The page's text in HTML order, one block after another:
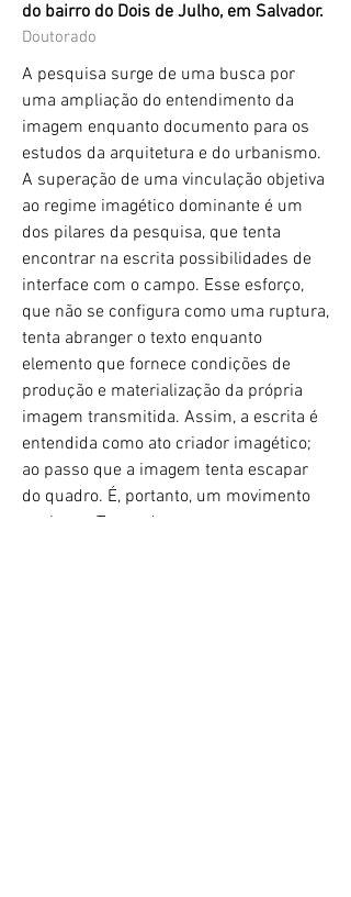
do bairro do Dois de Julho, em Salvador.
Doutorado
A pesquisa surge de uma busca por
uma ampliação do entendimento da
imagem enquanto documento para os
estudos da arquitetura e do urbanismo.
A superação de uma vinculação objetiva
ao regime imagético dominante é um
dos pilares da pesquisa, que tenta
encontrar na escrita possibilidades de
interface com o campo. Esse esforço,
que não se configura como uma ruptura,
tenta abranger o texto enquanto
elemento que fornece condições de
produção e materialização da própria
imagem transmitida. Assim, a escrita é
entendida como ato criador imagético;
ao passo que a imagem tenta escapar
do quadro. É, portanto, um movimento
conjunto. Tomando como recorte a